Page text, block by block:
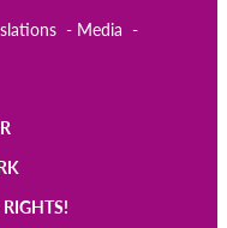
Media
RIGHTS!